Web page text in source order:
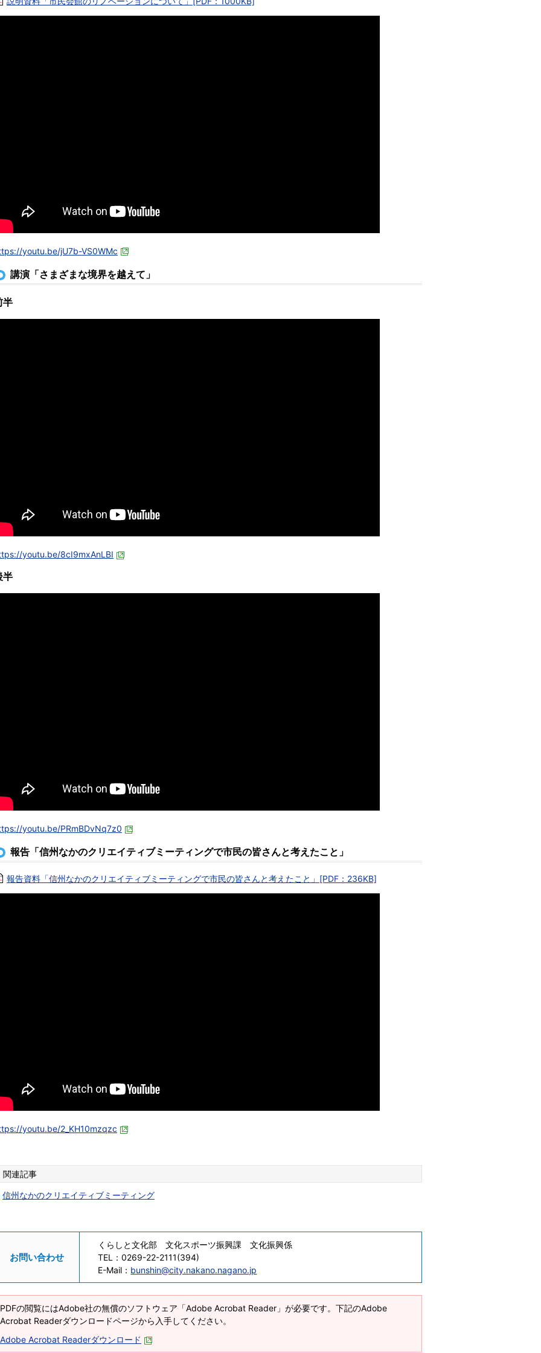
youtu.be/jU7b-VS0WMc
講演「さまざまな境界を越えて」
半
youtu.be/8cI9mxAnLBI
半
youtu.be/PRmBDvNq7z0
報告「信州なかのクリエイティブミーティングで市民の皆さんと考えたこと」
報告資料「信州なかのクリエイティブミーティングで市民の皆さんと考えたこと」[PDF：236KB]
youtu.be/2_KH10mzqzc
関連記事
信州なかのクリエイティブミーティング
お問い合わせ
くらしと文化部 文化スポーツ振興課 文化振興係
TEL：0269-22-2111(394)
E-Mail： bunshin@city.nakano.nagano.jp
PDFの閲覧にはAdobe社の無償のソフトウェア「Adobe Acrobat Reader」が必要です。下記のAdobe
Acrobat Readerダウンロードページから入手してください。
Adobe Acrobat Readerダウンロード